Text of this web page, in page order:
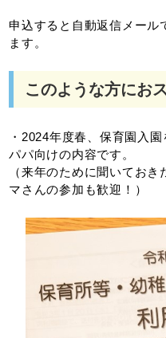
申込すると自動返信メール
ます。
このような方にお
・2024年度春、保育園入
パパ向けの内容です。
（来年のために聞いてお
マさんの参加も歓迎！）